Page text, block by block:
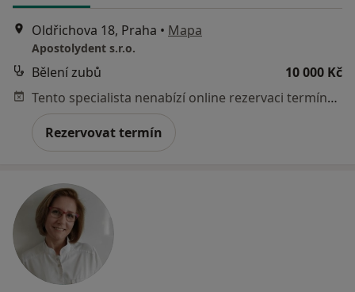
Oldřichova 18, Praha • Mapa
Apostolydent s.r.o.
Bělení zubů
10 000 Kč
Tento specialista nenabízí online rezervaci termínu na této adrese.
Rezervovat termín